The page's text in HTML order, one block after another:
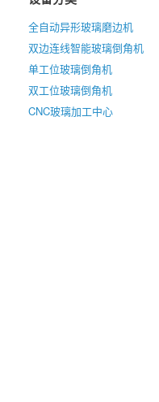
全自动异形玻璃磨边机
双边连线智能玻璃倒角机
单工位玻璃倒角机
双工位玻璃倒角机
CNC玻璃加工中心